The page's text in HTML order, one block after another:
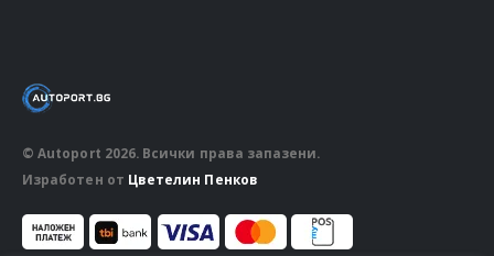
© Autoport 2026. Всички права запазени.
Изработен от Цветелин Пенков